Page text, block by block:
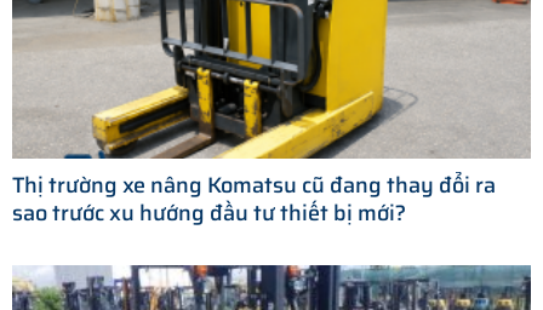
Thị trường xe nâng Komatsu cũ đang thay đổi ra
sao trước xu hướng đầu tư thiết bị mới?